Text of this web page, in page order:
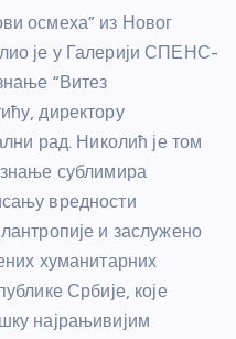
осмеха” из Новог
је у Галерији СПЕНС-
“Витез
директору
рад. Николић је том
сублимира
вредности
и заслужено
хуманитарних
Србије, које
најрањивијим